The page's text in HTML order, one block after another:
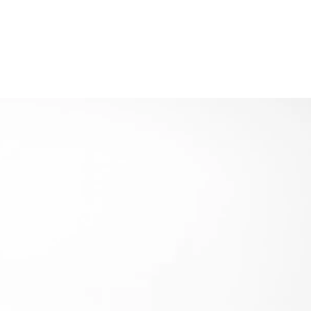
und gleich um 1,25 Sekunden unter der
war Tamara Seer arg enttäuscht, hatte
zu kommen. Noch aber bleiben einige